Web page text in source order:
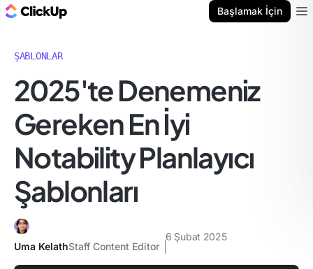
Başlamak İçin
ŞABLONLAR
2025'te Denemeniz
Gereken En İyi
Notability Planlayıcı
Şablonları
Uma KelathStaff Content Editor
6 Şubat 2025